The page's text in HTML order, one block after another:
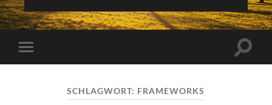
Mobile-
Menü
SCHLAGWORT: FRAMEWORKS